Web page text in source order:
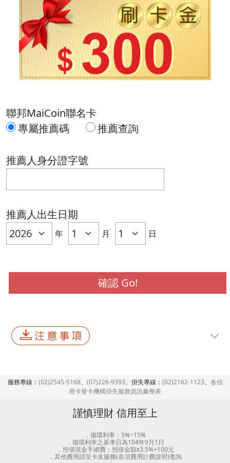
聯邦MaiCoin聯名卡
專屬推薦碼
推薦查詢
推薦人身分證字號
推薦人出生日期
年 月 日
服務專線： (02)2545-5168、 (07)226-9393、掛失專線： (02)2162-1123、 各信
用卡發卡機構掛失服務資訊彙整表
謹慎理財 信用至上
．循環利率：5%~15%
．循環利率之基準日為104年9月1日
．預借現金手續費：預借金額x3.5%+100元
．其他費用請至卡友服務(各項費用計費說明)查詢